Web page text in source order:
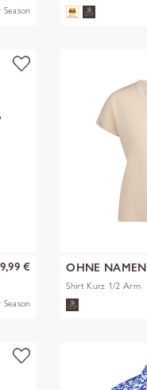
€ OHNE NAMEN
Shirt Kurz 1/2 Arm